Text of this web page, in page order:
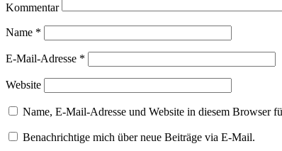
Kommentar
Name *
E-Mail-Adresse *
Website
Name, E-Mail-Adresse und Website in diesem Browser
Benachrichtige mich über neue Beiträge via E-Mail.